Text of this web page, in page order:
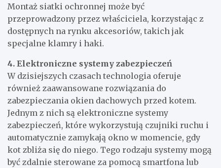
Montaż siatki ochronnej może być
przeprowadzony przez właściciela, korzystając z
dostępnych na rynku akcesoriów, takich jak
specjalne klamry i haki.
4. Elektroniczne systemy zabezpieczeń
W dzisiejszych czasach technologia oferuje
również zaawansowane rozwiązania do
zabezpieczania okien dachowych przed kotem.
Jednym z nich są elektroniczne systemy
zabezpieczeń, które wykorzystują czujniki ruchu i
automatycznie zamykają okno w momencie, gdy
kot zbliża się do niego. Tego rodzaju systemy mogą
być zdalnie sterowane za pomocą smartfona lub